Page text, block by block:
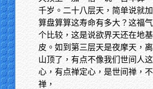
千岁。二十八层天，简单说就
算盘算算这寿命有多大？这福
个比较，这是说欲界天还在地
皮。如到第三层天是夜摩天，
山顶了，有点不像我们世间人
心，有点禅定心，是世间禅，
禅，